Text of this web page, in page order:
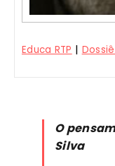
Educa RTP |
O
Silva